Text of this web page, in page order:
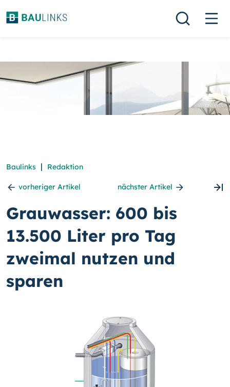
Baulinks | Redaktion
vorheriger Artikel nächster Artikel
Grauwasser: 600 bis
13.500 Liter pro Tag
zweimal nutzen und
sparen